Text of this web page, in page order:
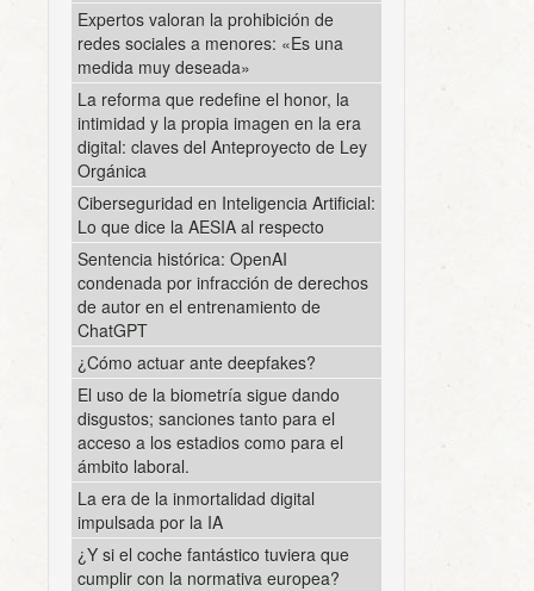
Expertos valoran la prohibición de
redes sociales a menores: «Es una
medida muy deseada»
La reforma que redefine el honor, la
intimidad y la propia imagen en la era
digital: claves del Anteproyecto de Ley
Orgánica
Ciberseguridad en Inteligencia Artificial:
Lo que dice la AESIA al respecto
Sentencia histórica: OpenAI
condenada por infracción de derechos
de autor en el entrenamiento de
ChatGPT
¿Cómo actuar ante deepfakes?
El uso de la biometría sigue dando
disgustos; sanciones tanto para el
acceso a los estadios como para el
ámbito laboral.
La era de la inmortalidad digital
impulsada por la IA
¿Y si el coche fantástico tuviera que
cumplir con la normativa europea?